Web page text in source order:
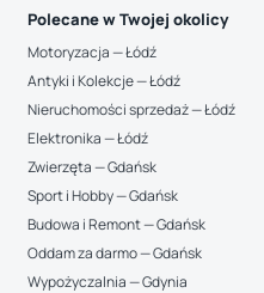
Polecane w Twojej okolicy
Motoryzacja — Łódź
Antyki i Kolekcje — Łódź
Nieruchomości sprzedaż — Łódź
Elektronika — Łódź
Zwierzęta — Gdańsk
Sport i Hobby — Gdańsk
Budowa i Remont — Gdańsk
Oddam za darmo — Gdańsk
Wypożyczalnia — Gdynia